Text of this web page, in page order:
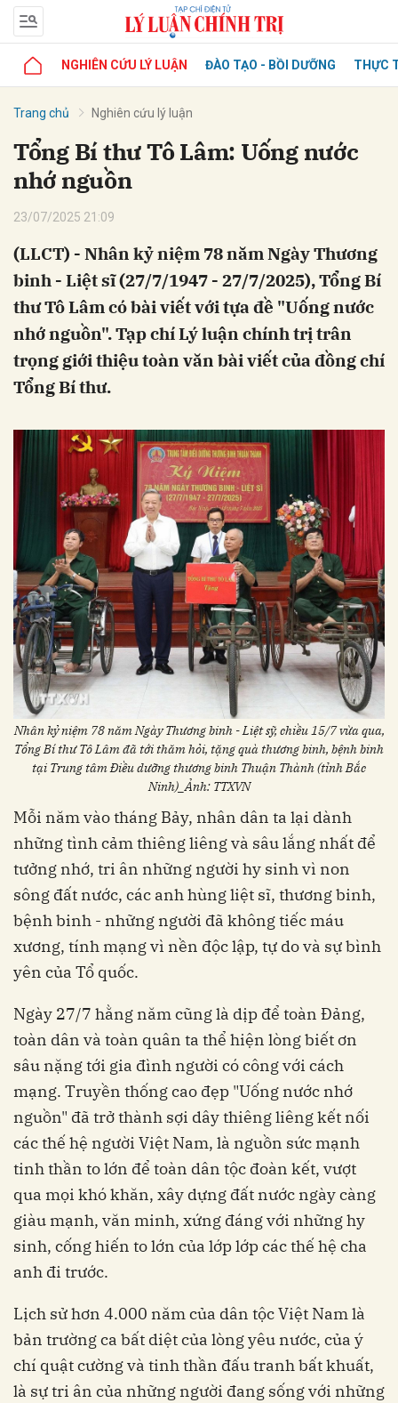
NGHIÊN CỨU LÝ LUẬN ĐÀO TẠO - BỒI DƯỠNG THỰC
Trang chủ Nghiên cứu lý luận
Tổng Bí thư Tô Lâm: Uống nước
nhớ nguồn
23/07/2025 21:09
(LLCT) - Nhân kỷ niệm 78 năm Ngày Thương
binh - Liệt sĩ (27/7/1947 - 27/7/2025), Tổng Bí
thư Tô Lâm có bài viết với tựa đề "Uống nước
nhớ nguồn". Tạp chí Lý luận chính trị trân
trọng giới thiệu toàn văn bài viết của đồng chí
Tổng Bí thư.
Nhân kỷ niệm 78 năm Ngày Thương binh - Liệt sỹ, chiều 15/7 vừa qua,
Tổng Bí thư Tô Lâm đã tới thăm hỏi, tặng quà thương binh, bệnh binh
tại Trung tâm Điều dưỡng thương binh Thuận Thành (tỉnh Bắc
Ninh)_Ảnh: TTXVN
Mỗi năm vào tháng Bảy, nhân dân ta lại dành
những tình cảm thiêng liêng và sâu lắng nhất để
tưởng nhớ, tri ân những người hy sinh vì non
sông đất nước, các anh hùng liệt sĩ, thương binh,
bệnh binh - những người đã không tiếc máu
xương, tính mạng vì nền độc lập, tự do và sự bình
yên của Tổ quốc.
Ngày 27/7 hằng năm cũng là dịp để toàn Đảng,
toàn dân và toàn quân ta thể hiện lòng biết ơn
sâu nặng tới gia đình người có công với cách
mạng. Truyền thống cao đẹp "Uống nước nhớ
nguồn" đã trở thành sợi dây thiêng liêng kết nối
các thế hệ người Việt Nam, là nguồn sức mạnh
tinh thần to lớn để toàn dân tộc đoàn kết, vượt
qua mọi khó khăn, xây dựng đất nước ngày càng
giàu mạnh, văn minh, xứng đáng với những hy
sinh, cống hiến to lớn của lớp lớp các thế hệ cha
anh đi trước.
Lịch sử hơn 4.000 năm của dân tộc Việt Nam là
bản trường ca bất diệt của lòng yêu nước, của ý
chí quật cường và tinh thần đấu tranh bất khuất,
là sự tri ân của những người đang sống với những